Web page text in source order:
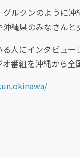
ルクンのように
縄県のみなさんと
人にインタビュ
番組を沖縄から全